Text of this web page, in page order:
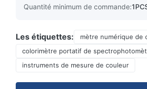
Quantité minimum de commande:
Les étiquettes:
mètre numérique de
colorimètre portatif de
instruments de mesure de couleur